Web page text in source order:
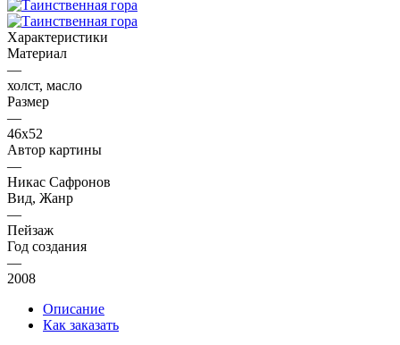
Характеристики
Материал
—
холст, масло
Размер
—
46х52
Автор картины
—
Никас Сафронов
Вид, Жанр
—
Пейзаж
Год создания
—
2008
Описание
Как заказать